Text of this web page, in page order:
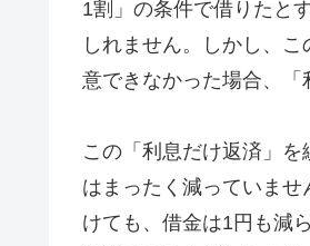
1割」の条件で借りたと
しれません。しかし、
意できなかった場合、「
この「利息だけ返済」
はまったく減っていま
けても、借金は1円も減